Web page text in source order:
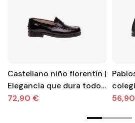
Castellano niño florentín |
Elegancia que dura todo
el día
72,90 €
Pablosky